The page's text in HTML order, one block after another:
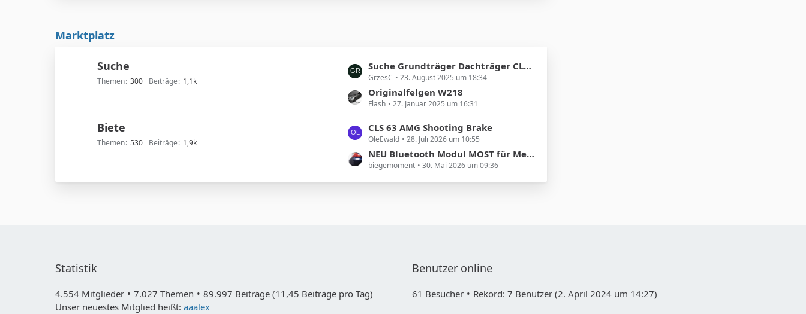
r
ä
g
e
Marktplatz
Suche
Themen 300 Beiträge 1,1k
L
e
t
z
e
e
t
Suche Grundträger Dachträger CLS Shooting Brake
GrzesC 23. August 2025 um 18:34
Originalfelgen W218
Flash 27. Januar 2025 um 16:31
Biete
Themen 530 Beiträge 1,9k
L
e
z
t
e
CLS 63 AMG Shooting Brake
OleEwald 28. Juli 2026 um 10:55
NEU Bluetooth Modul MOST für Mercedes COMAND NTG1 und 2
biegemoment 30. Mai 2026 um 09:36
Statistik
4.554 Mitglieder 7.027 Themen
89.997 Beiträge (11,45 Beiträge pro Tag)
Unser neuestes Mitglied heißt: aaalex
Benutzer online
61 Besucher Rekord: 7 Benutzer (2. April 2024 um 14:27)